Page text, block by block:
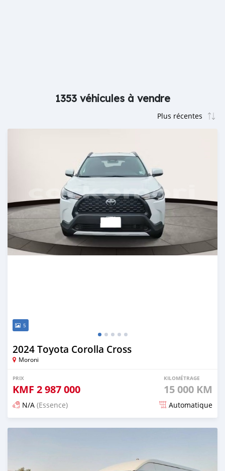
1353 véhicules à vendre
5
2024 Toyota Corolla Cross
Moroni
PRIX
KMF 2 987 000
KILOMÉTRAGE
15 000 KM
N/A (Essence) Automatique
Publié il y a 4 mois